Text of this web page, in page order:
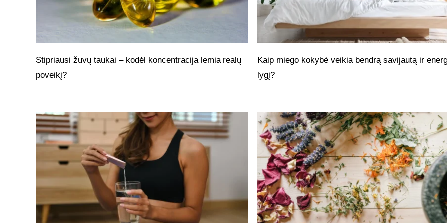
Stipriausi žuvų taukai – kodėl koncentracija lemia realų
poveikį?
Kaip miego kokybė veikia bendrą savijautą ir
lygį?